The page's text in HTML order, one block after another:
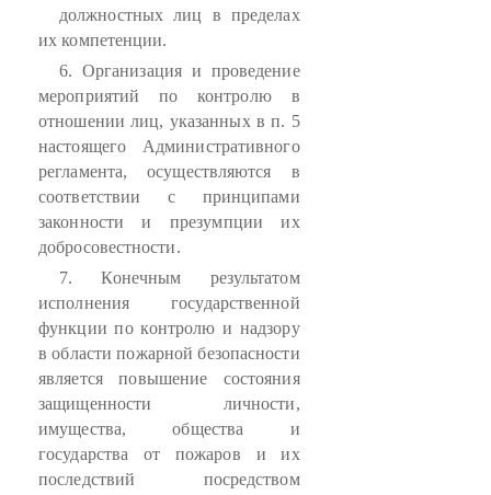
должностных лиц в пределах
их компетенции.
6. Организация и проведение
мероприятий по контролю в
отношении лиц, указанных в п. 5
настоящего Административного
регламента, осуществляются в
соответствии с принципами
законности и презумпции их
добросовестности.
7. Конечным результатом
исполнения государственной
функции по контролю и надзору
в области пожарной безопасности
является повышение состояния
защищенности личности,
имущества, общества и
государства от пожаров и их
последствий посредством